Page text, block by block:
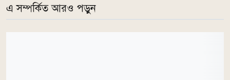
এ সম্পর্কিত আরও পড়ুন